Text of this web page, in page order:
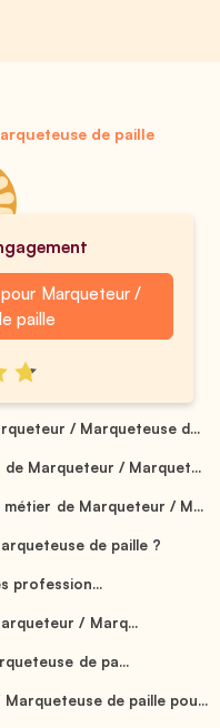
de paille
Marqueteur /
paille
/ Marqueteuse d...
Marqueteur / Marquet...
de Marqueteur / M...
de paille ?
profession...
/ Marq...
de pa...
de paille pou...